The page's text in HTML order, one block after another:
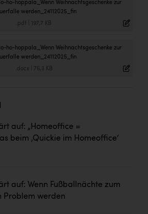
ho-hoppala_Wenn Weihnachtsgeschenke zur
werden_24112025_fin
.pdf 197,7 KB
ho-hoppala_Wenn Weihnachtsgeschenke zur
werden_24112025_fin
.docx| 76,3 KB
auf: „Homeoffice =
beim ‚Quickie im Homeoffice‘
auf: Wenn Fußballnächte zum
Problem werden